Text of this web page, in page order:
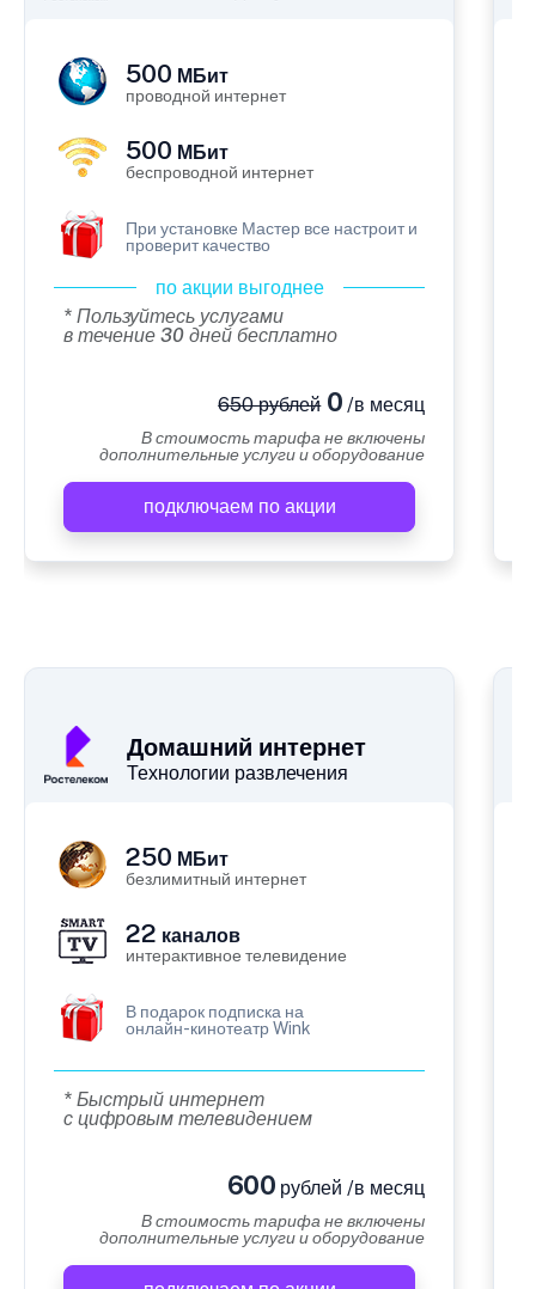
500 МБит
проводной интернет
500 МБит
беспроводной интернет
При установке Мастер все настроит и
проверит качество
по акции выгоднее
* Пользуйтесь услугами
в течение 30 дней бесплатно
650 рублей0 /в месяц
В стоимость тарифа не включены
дополнительные услуги и оборудование
подключаем по акции
Домашний интернет
Технологии развлечения
250 МБит
безлимитный интернет
22 каналов
интерактивное телевидение
В подарок подписка на
онлайн-кинотеатр Wink
* Быстрый интернет
с цифровым телевидением
600 рублей /в месяц
В стоимость тарифа не включены
дополнительные услуги и оборудование